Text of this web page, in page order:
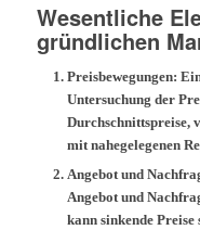
Wesentliche
gründlichen
Preisbewegungen:
Untersuchung der
Durchschnittspreise,
mit nahegelegenen
Angebot und
Angebot und
kann sinkende